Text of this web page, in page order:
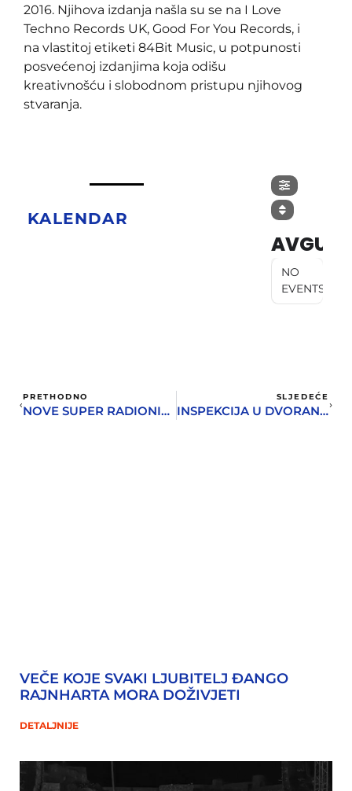
2016. Njihova izdanja našla su se na I Love
Techno Records UK, Good For You Records, i
na vlastitoj etiketi 84Bit Music, u potpunosti
posvećenoj izdanjima koja odišu
kreativnošću i slobodnom pristupu njihovog
stvaranja.
KALENDAR
AVGUST
NO
EVENTS
PRETHODNO
NOVE SUPER RADIONICE U KINU
SLJEDEĆE
INSPEKCIJA U DVORANI PARK
VEČE KOJE SVAKI LJUBITELJ ĐANGO
RAJNHARTA MORA DOŽIVJETI
DETALJNIJE